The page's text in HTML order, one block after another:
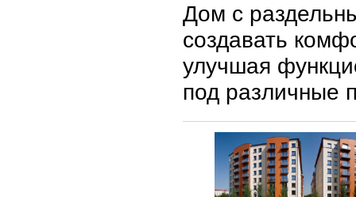
Дом с
создавать
улучшая
под различные